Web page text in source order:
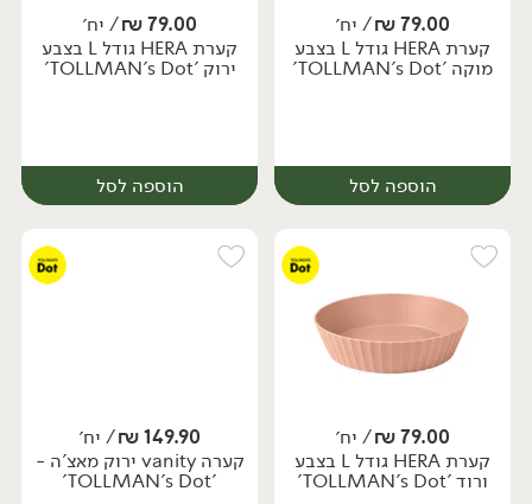
יח׳ יח׳
79.00
₪/ יח׳
קערת HERA גודל L בצבע
מוקה 'TOLLMAN's Dot'
הוספה לסל
יח׳
79.00
₪/ יח׳
קערת HERA גודל L בצבע
ירוק 'TOLLMAN's Dot'
הוספה לסל
יח׳
79.00
₪/ יח׳
קערת HERA גודל L בצבע
ורוד 'TOLLMAN's Dot'
149.90
₪/ יח׳
קערה vanity ירוק מאצ'ה -
'TOLLMAN's Dot'